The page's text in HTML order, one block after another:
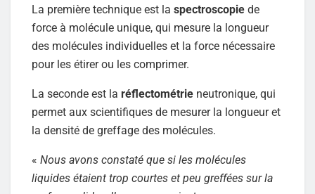
La première technique est la spectroscopie de
force à molécule unique, qui mesure la longueur
des molécules individuelles et la force nécessaire
pour les étirer ou les comprimer.
La seconde est la réflectométrie neutronique, qui
permet aux scientifiques de mesurer la longueur et
la densité de greffage des molécules.
« Nous avons constaté que si les molécules
liquides étaient trop courtes et peu greffées sur la